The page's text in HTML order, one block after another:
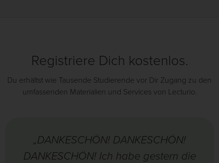
Registriere Dich kostenlos.
Du erhältst wie Tausende Studierende vor Dir Zugang zu den
umfassenden Materialien und Services von Lecturio.
„DANKESCHÖN! DANKESCHÖN!
DANKESCHÖN! Ich habe gestern die